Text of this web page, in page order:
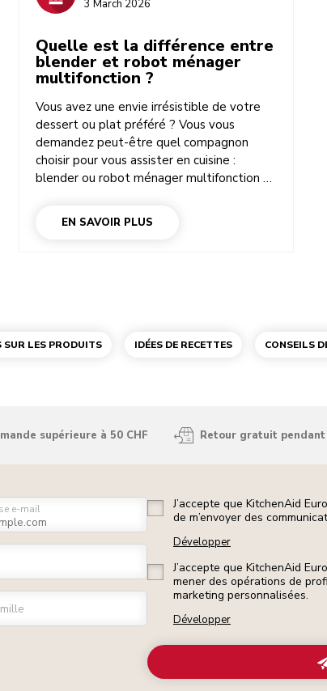
3 March 2026
Quelle est la différence entre
blender et robot ménager
multifonction ?
Vous avez une envie irrésistible de votre
dessert ou plat préféré ? Vous vous
demandez peut-être quel compagnon
choisir pour vous assister en cuisine :
blender ou robot ménager multifonction ?
communs, mais leurs capacités sont bien
EN SAVOIR PLUS
LES PRODUITS IDÉES DE RECETTES CONSEILS
supérieure à 50 CHF Retour gratuit
e-mail
J’accepte que KitchenAid
de m’envoyer des
Développer
J’accepte que KitchenAid
mener des opérations de
marketing personnalisées.
Développer